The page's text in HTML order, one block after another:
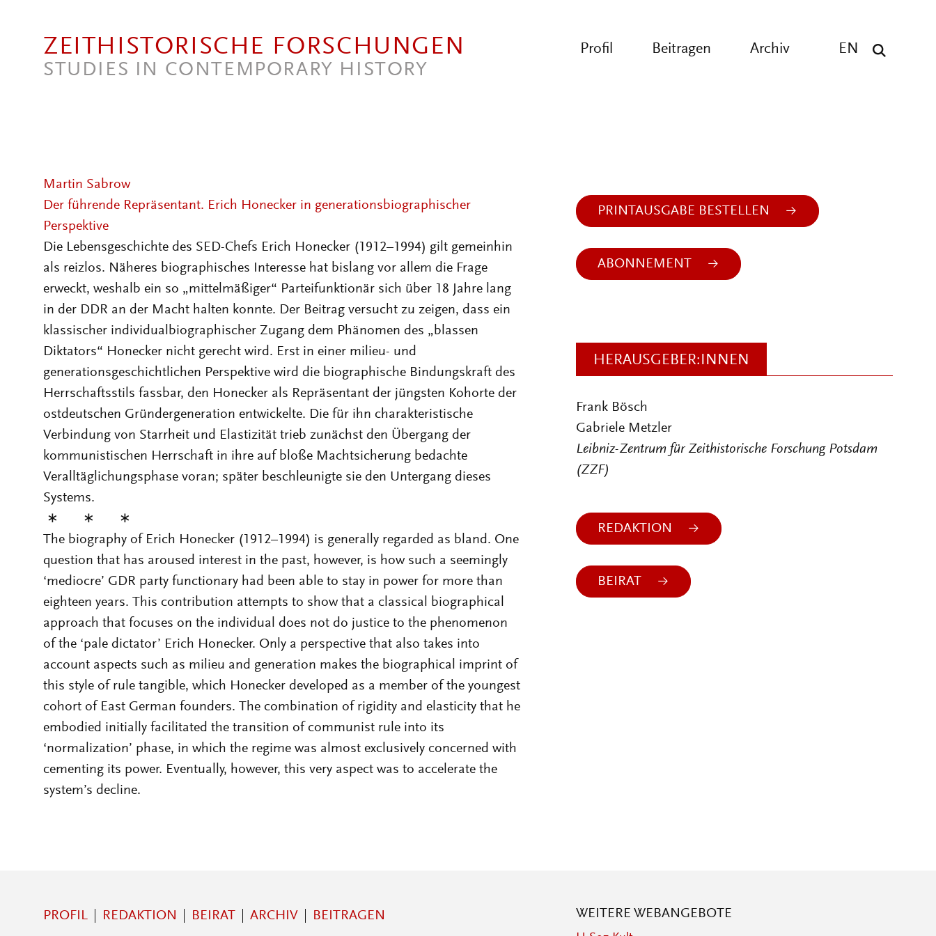
ZEITHISTORISCHE FORSCHUNGEN
STUDIES IN CONTEMPORARY HISTORY
EN
Profil Beitragen Archiv
Martin Sabrow
Der führende Repräsentant. Erich Honecker in generationsbiographischer
Perspektive
Die Lebensgeschichte des SED-Chefs Erich Honecker (1912–1994) gilt gemeinhin
als reizlos. Näheres biographisches Interesse hat bislang vor allem die Frage
erweckt, weshalb ein so „mittelmäßiger“ Parteifunktionär sich über 18 Jahre lang
in der DDR an der Macht halten konnte. Der Beitrag versucht zu zeigen, dass ein
klassischer individualbiographischer Zugang dem Phänomen des „blassen
Diktators“ Honecker nicht gerecht wird. Erst in einer milieu- und
generationsgeschichtlichen Perspektive wird die biographische Bindungskraft des
Herrschaftsstils fassbar, den Honecker als Repräsentant der jüngsten Kohorte der
ostdeutschen Gründergeneration entwickelte. Die für ihn charakteristische
Verbindung von Starrheit und Elastizität trieb zunächst den Übergang der
kommunistischen Herrschaft in ihre auf bloße Machtsicherung bedachte
Veralltäglichungsphase voran; später beschleunigte sie den Untergang dieses
Systems.
∗ ∗ ∗
The biography of Erich Honecker (1912–1994) is generally regarded as bland. One
question that has aroused interest in the past, however, is how such a seemingly
‘mediocre’ GDR party functionary had been able to stay in power for more than
eighteen years. This contribution attempts to show that a classical biographical
approach that focuses on the individual does not do justice to the phenomenon
of the ‘pale dictator’ Erich Honecker. Only a perspective that also takes into
account aspects such as milieu and generation makes the biographical imprint of
this style of rule tangible, which Honecker developed as a member of the youngest
cohort of East German founders. The combination of rigidity and elasticity that he
embodied initially facilitated the transition of communist rule into its
‘normalization’ phase, in which the regime was almost exclusively concerned with
cementing its power. Eventually, however, this very aspect was to accelerate the
system’s decline.
PRINTAUSGABE BESTELLEN
ABONNEMENT
HERAUSGEBER:INNEN
Frank Bösch
Gabriele Metzler
Leibniz-Zentrum für Zeithistorische Forschung Potsdam
(ZZF)
REDAKTION
BEIRAT
PROFIL REDAKTION BEIRAT ARCHIV BEITRAGEN WEITERE WEBANGEBOTE